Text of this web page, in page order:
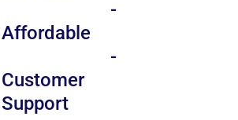
-
Affordable
-
Customer
Support